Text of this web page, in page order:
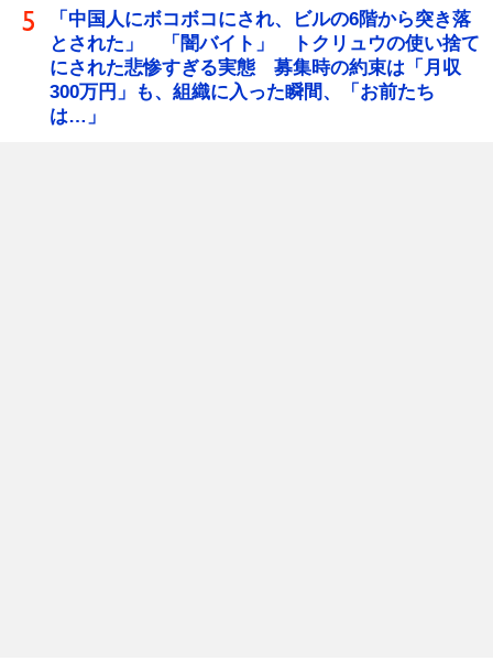
「中国人にボコボコにされ、ビルの6階から突き落
とされた」 「闇バイト」 トクリュウの使い捨て
にされた悲惨すぎる実態 募集時の約束は「月収
300万円」も、組織に入った瞬間、「お前たち
は…」